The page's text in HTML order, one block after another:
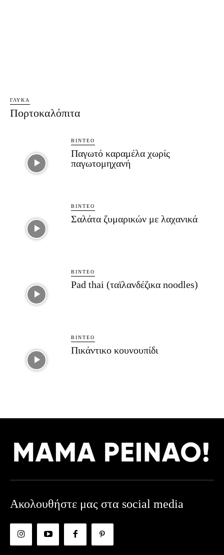
ΓΛΥΚΆ
Πορτοκαλόπιτα
ΒΊΝΤΕΟ
Παγωτό καραμέλα χωρίς
παγωτομηχανή
ΒΊΝΤΕΟ
Σαλάτα ζυμαρικών με λαχανικά
ΒΊΝΤΕΟ
Pad thai (ταϊλανδέζικα noodles)
ΒΊΝΤΕΟ
Πικάντικο κουνουπίδι
Ακολουθήστε μας στα social media